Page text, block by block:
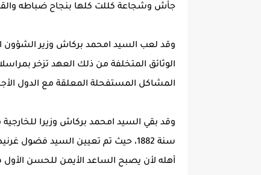
جأش وشجاعة كللت كلها بنجاح ضباطه
وقد لعب السيد امحمد بركاش وزير الشؤون
الوثائق المتخلفة من ذلك العهد تزخر
المشاكل المستفحلة المعلقة مع الدول
وقد بقي السيد امحمد بركاش وزيرا
سنة 1882، حيث تم تعيين السيد فضول
أهله لأن يصبح الساعد الأيمن للحسن